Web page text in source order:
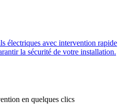
électriques avec intervention rapide
la sécurité de votre installation.
en quelques clics